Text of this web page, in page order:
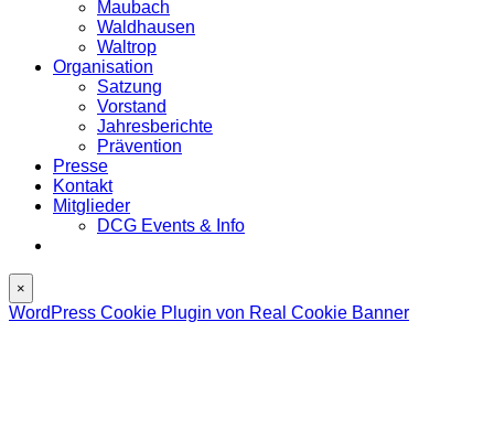
Maubach
Waldhausen
Waltrop
Organisation
Satzung
Vorstand
Jahresberichte
Prävention
Presse
Kontakt
Mitglieder
DCG Events & Info
×
WordPress Cookie Plugin von Real Cookie Banner